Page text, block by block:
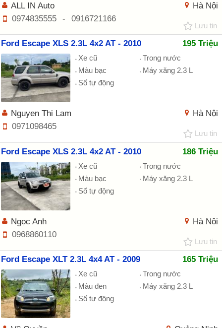
Hà Nội
ALL IN Auto
0974835555
- 0916721166
Lưu tin
Ford Escape XLS 2.3L 4x2 AT - 2010 195 Triệu
Xe cũ
Trong nước
Màu bạc
Máy xăng 2.3 L
Số tự động
Hà Nội
Nguyen Thi Lam
0971098465
Lưu tin
Ford Escape XLS 2.3L 4x2 AT - 2010 186 Triệu
Xe cũ
Trong nước
Màu bạc
Máy xăng 2.3 L
Số tự động
Hà Nội
Ngọc Anh
0968860110
Lưu tin
Ford Escape XLT 2.3L 4x4 AT - 2009 165 Triệu
Xe cũ
Trong nước
Màu đen
Máy xăng 2.3 L
Số tự động